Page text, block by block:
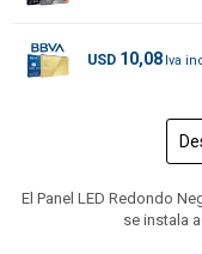
USD 10,08
El Panel LED Redondo
se instala